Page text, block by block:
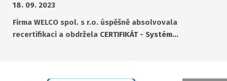
18. 09. 2023
Firma WELCO spol. s r.o. úspěšně absolvovala
recertifikaci a obdržela CERTIFIKÁT - Systém…